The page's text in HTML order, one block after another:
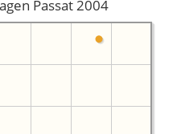
Passat 2004